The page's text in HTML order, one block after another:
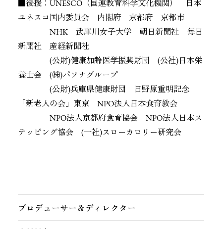
■後援：UNESCO（国連教育科学文化機関） 日本
ユネスコ国内委員会 内閣府 京都府 京都市
NHK 武庫川女子大学 朝日新聞社 毎日
新聞社 産経新聞社
(公財)健康加齢医学振興財団 (公社)日本栄
養士会 (㈱)パソナグループ
(公財)兵庫県健康財団 日野原重明記念
「新老人の会」東京 NPO法人日本食育教会
NPO法人京都府食育協会 NPO法人日本ス
テッピング協会 (一社)スローカロリー研究会
プロデューサー＆ディレクター